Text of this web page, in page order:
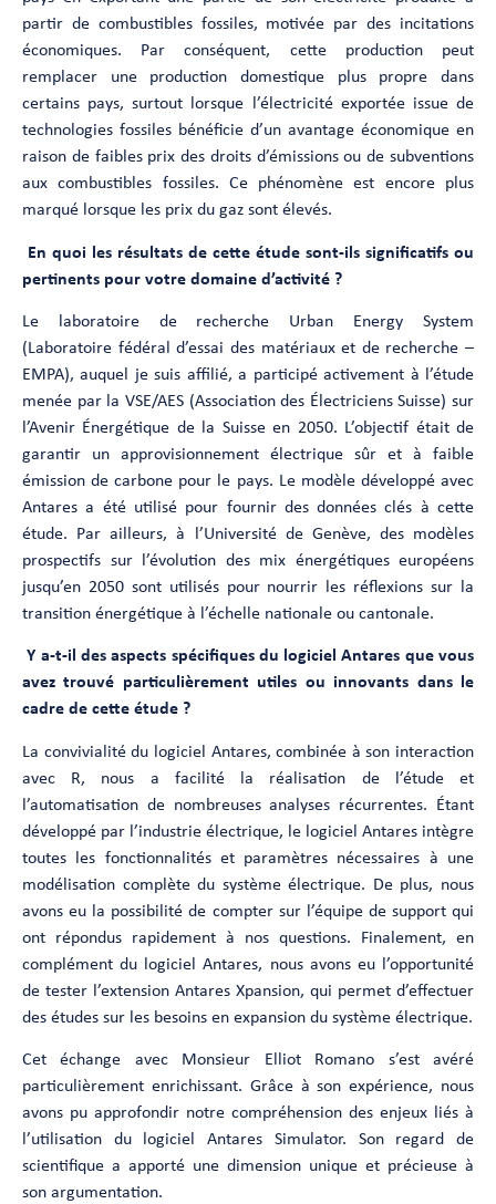
partir de combustibles fossiles, motivée par des incitations
économiques. Par conséquent, cette production peut
remplacer une production domestique plus propre dans
certains pays, surtout lorsque l’électricité exportée issue de
technologies fossiles bénéficie d’un avantage économique en
raison de faibles prix des droits d’émissions ou de subventions
aux combustibles fossiles. Ce phénomène est encore plus
marqué lorsque les prix du gaz sont élevés.
En quoi les résultats de cette étude sont-ils significatifs ou
pertinents pour votre domaine d’activité ?
Le laboratoire de recherche Urban Energy System
(Laboratoire fédéral d’essai des matériaux et de recherche –
EMPA), auquel je suis affilié, a participé activement à l’étude
menée par la VSE/AES (Association des Électriciens Suisse) sur
l’Avenir Énergétique de la Suisse en 2050. L’objectif était de
garantir un approvisionnement électrique sûr et à faible
émission de carbone pour le pays. Le modèle développé avec
Antares a été utilisé pour fournir des données clés à cette
étude. Par ailleurs, à l’Université de Genève, des modèles
prospectifs sur l’évolution des mix énergétiques européens
jusqu’en 2050 sont utilisés pour nourrir les réflexions sur la
transition énergétique à l’échelle nationale ou cantonale.
Y a-t-il des aspects spécifiques du logiciel Antares que vous
avez trouvé particulièrement utiles ou innovants dans le
cadre de cette étude ?
La convivialité du logiciel Antares, combinée à son interaction
avec R, nous a facilité la réalisation de l’étude et
l’automatisation de nombreuses analyses récurrentes. Étant
développé par l’industrie électrique, le logiciel Antares intègre
toutes les fonctionnalités et paramètres nécessaires à une
modélisation complète du système électrique. De plus, nous
avons eu la possibilité de compter sur l’équipe de support qui
ont répondus rapidement à nos questions. Finalement, en
complément du logiciel Antares, nous avons eu l’opportunité
de tester l’extension Antares Xpansion, qui permet d’effectuer
des études sur les besoins en expansion du système électrique.
Cet échange avec Monsieur Elliot Romano s’est avéré
particulièrement enrichissant. Grâce à son expérience, nous
avons pu approfondir notre compréhension des enjeux liés à
l’utilisation du logiciel Antares Simulator. Son regard de
scientifique a apporté une dimension unique et précieuse à
son argumentation.